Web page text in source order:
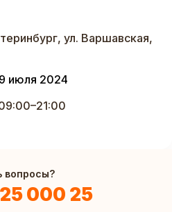
ул. Варшавская,
июля 2024
вопросы?
000 25